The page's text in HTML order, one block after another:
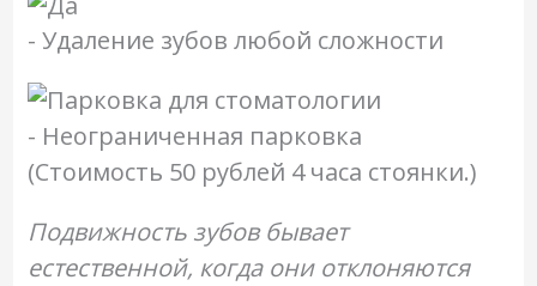
- Удаление зубов любой сложности
- Неограниченная парковка
(Стоимость 50 рублей 4 часа стоянки.)
Подвижность зубов бывает
естественной, когда они отклоняются